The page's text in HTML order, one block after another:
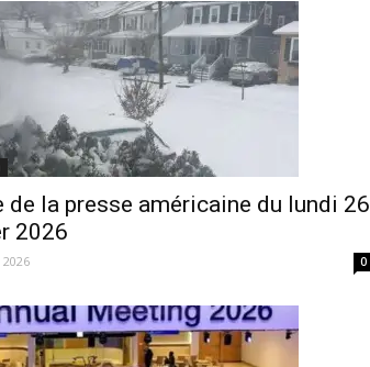
de la presse américaine du lundi 26
2026
0